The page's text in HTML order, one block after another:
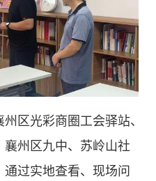
区光彩商圈工会驿站、
州区九中、苏岭山社
过实地查看、现场问